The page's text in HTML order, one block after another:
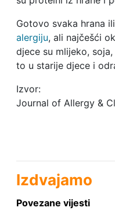
Gotovo svaka hrana
alergiju, ali najčešći
djece su mlijeko,
to u starije djece i
Izvor:
Journal of Allergy &
Izdvajamo
Povezane vijesti